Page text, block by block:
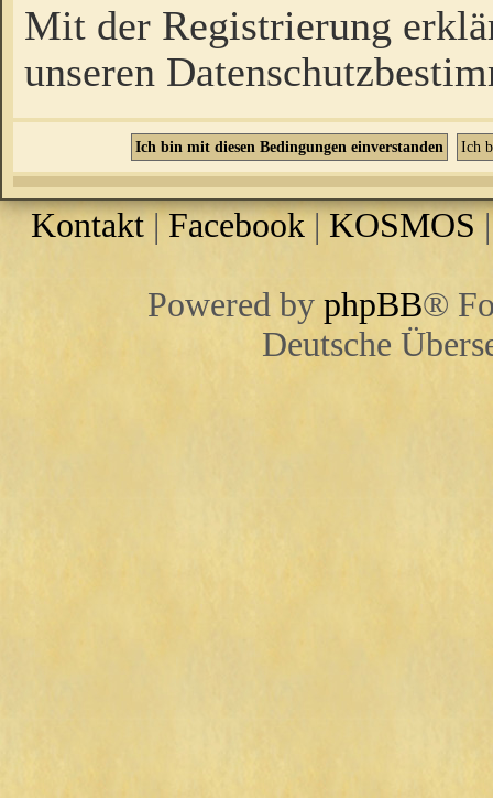
Mit der Registrierung
unseren
Kontakt |Facebook | KOSMOS
Powered by phpBB®
Deutsche